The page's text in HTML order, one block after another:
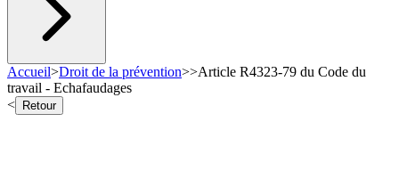
Accueil>Droit de la prévention>>Article R4323-79 du Code du
travail - Echafaudages
<
Retour